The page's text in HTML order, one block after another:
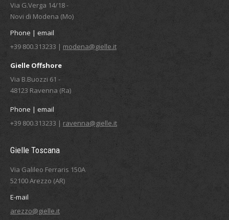
Via G.Verga 14/18 -
Novi di Modena (Mo)
Phone | email
+39 800.313233 | modena@gielle.it
Gielle Offshore
Via B.Buozzi 61 -
48123 Ravenna (Ra)
Phone | email
+39 800.313233 | ravenna@gielle.it
Gielle Toscana
Via Galileo Ferraris 150A
52100 Arezzo (AR)
E-mail
arezzo@gielle.it